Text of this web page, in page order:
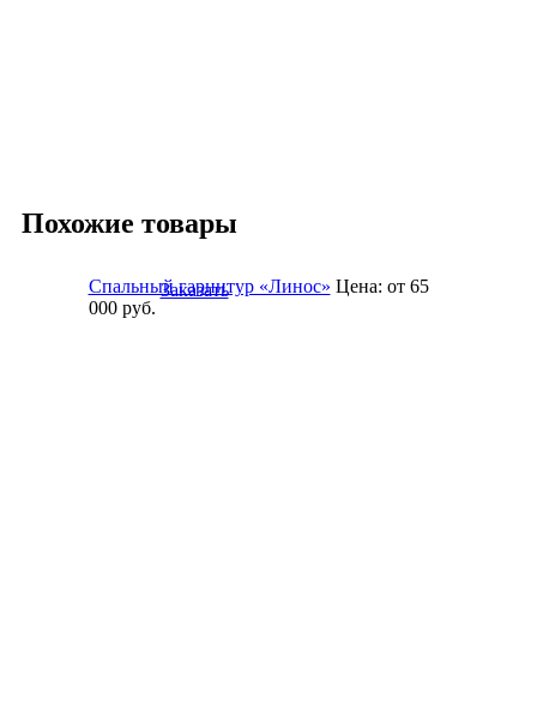
Похожие товары
Спальный гарнитур «Линос» Цена: от 65
000руб.
Заказать